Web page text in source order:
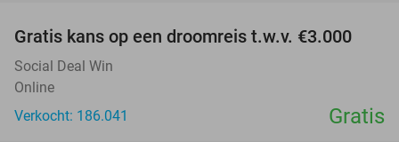
Gratis kans op een droomreis t.w.v. €3.000
Social Deal Win
Online
Verkocht: 186.041
Gratis